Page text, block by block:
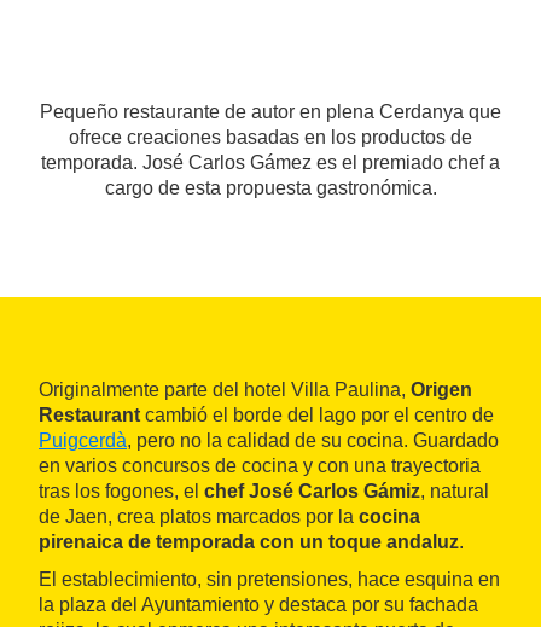
Pequeño restaurante de autor en plena Cerdanya que
ofrece creaciones basadas en los productos de
temporada. José Carlos Gámez es el premiado chef a
cargo de esta propuesta gastronómica.
Originalmente parte del hotel Villa Paulina, Origen
Restaurant cambió el borde del lago por el centro de
Puigcerdà, pero no la calidad de su cocina. Guardado
en varios concursos de cocina y con una trayectoria
tras los fogones, el chef José Carlos Gámiz, natural
de Jaen, crea platos marcados por la cocina
pirenaica de temporada con un toque andaluz.
El establecimiento, sin pretensiones, hace esquina en
la plaza del Ayuntamiento y destaca por su fachada